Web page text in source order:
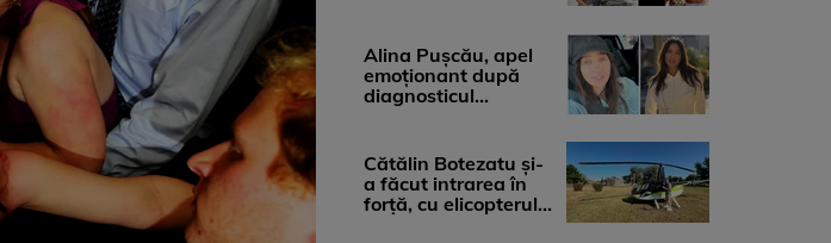
medicii, ...
Alina Pușcău, apel
emoționant după
diagnosticul
...
Cătălin Botezatu și-
a făcut intrarea în
forță, cu elicopterul,